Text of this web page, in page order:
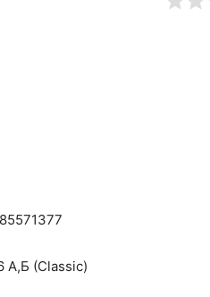
А,Б (Classic)